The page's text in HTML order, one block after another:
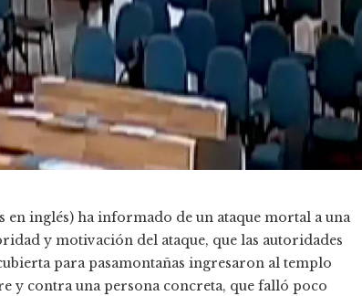
inglés) ha informado de un ataque mortal a una
y motivación del ataque, que las autoridades
para pasamontañas ingresaron al templo
y contra una persona concreta, que falló poco